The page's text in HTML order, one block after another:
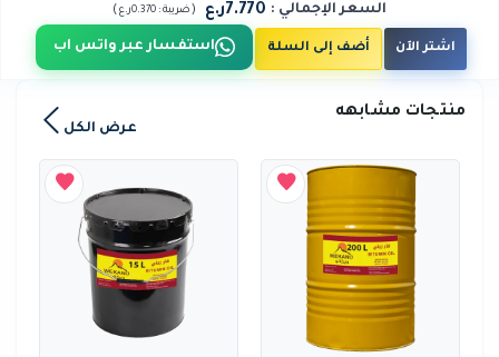
السعر الإجمالي : 7.770ر.ع (ضريبة : 0.370ر.ع )
اشتر الآن أضف إلى السلة استفسار عبر واتس اب
منتجات مشابهه
عرض الكل